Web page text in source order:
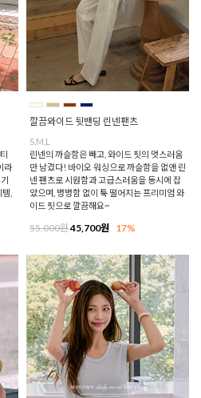
라
,
깔끔와이드 뒷밴딩 린넨팬츠
S,M,L
린넨의 까슬함은 빼고, 와이드 핏의 멋스러움
만 남겼다! 바이오 워싱으로 까슬함을 없앤 린
넨 팬츠로 시원함과 고급스러움을 동시에 잡
았으며, 벙벙함 없이 툭 떨어지는 프리미엄 와
이드 핏으로 깔끔해요~
55,000원45,700원 17%